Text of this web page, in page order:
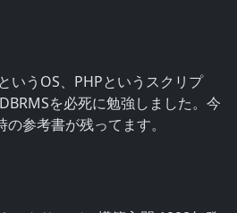
いうOS、PHPというスクリプ
を必死に勉強しました。今
参考書が残ってます。